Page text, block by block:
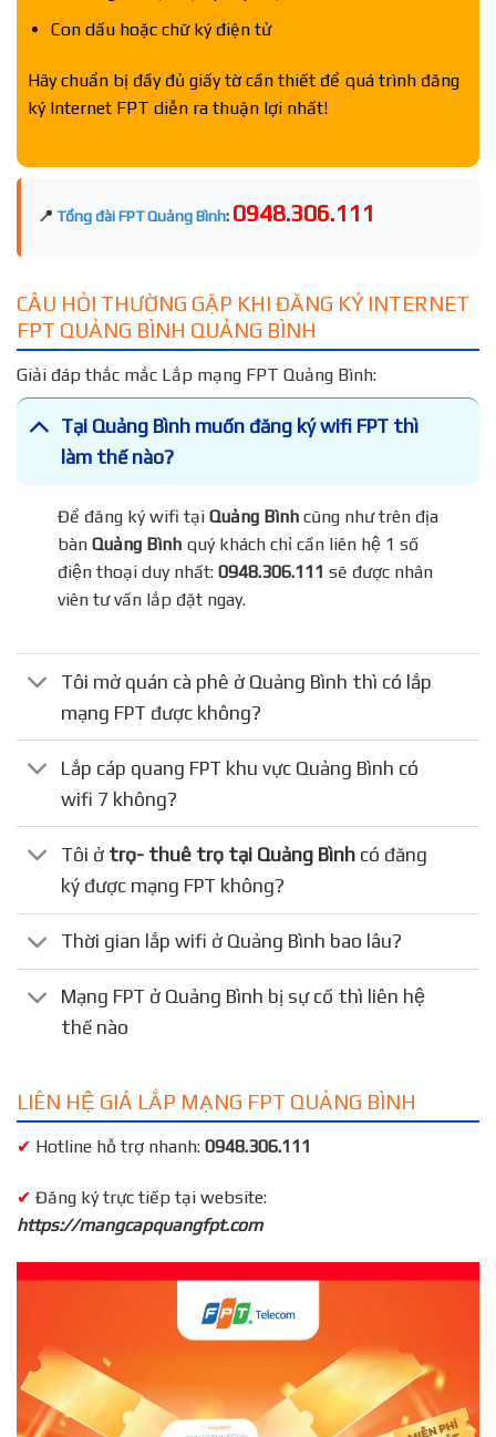
Con dấu hoặc chữ ký điện tử
Hãy chuẩn bị đầy đủ giấy tờ cần thiết để quá trình đăng
ký Internet FPT diễn ra thuận lợi nhất!
📍 Tổng đài FPT Quảng Bình: 0948.306.111
CÂU HỎI THƯỜNG GẶP KHI ĐĂNG KÝ INTERNET
FPT QUẢNG BÌNH QUẢNG BÌNH
Giải đáp thắc mắc Lắp mạng FPT Quảng Bình:
Tại Quảng Bình muốn đăng ký wifi FPT thì
làm thế nào?
Để đăng ký wifi tạiQuảng Bìnhcũng như trên địa
bànQuảng Bìnhquý khách chỉ cần liên hệ 1 số
điện thoại duy nhất:0948.306.111 sẽ được nhân
viên tư vấn lắp đặt ngay.
Tôi mở quán cà phê ở Quảng Bình thì có lắp
mạng FPT được không?
Lắp cáp quang FPT khu vực Quảng Bình có
wifi 7 không?
Tôi ở trọ- thuê trọ tại Quảng Bình có đăng
ký được mạng FPT không?
Thời gian lắp wifi ở Quảng Bình bao lâu?
Mạng FPT ở Quảng Bình bị sự cố thì liên hệ
thế nào
LIÊN HỆ GIÁ LẮP MẠNG FPT QUẢNG BÌNH
✔ Hotline hỗ trợ nhanh: 0948.306.111
✔ Đăng ký trực tiếp tại website:
https://mangcapquangfpt.com